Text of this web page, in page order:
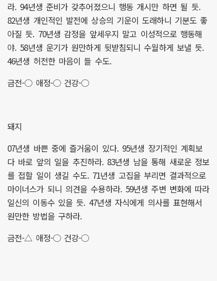
라. 94년생 준비가 갖추어졌으니 행동 개시만 하면 될 듯.
82년생 개인적인 발전에 상승의 기운이 도래하니 기분도 좋
아질 듯. 70년생 감정을 앞세우지 말고 이성적으로 행동해
야. 58년생 운기가 원만하게 뒷받침되니 수월하게 보낼 듯.
46년생 허전한 마음이 들 수도.
금전-○ 애정-○ 건강-○
돼지
07년생 바쁜 중에 즐거움이 있다. 95년생 장기적인 계획보
다 바로 앞의 일을 추진하라. 83년생 남을 통해 새로운 정보
를 접할 일이 생길 수도. 71년생 고집을 부리면 결과적으로
마이너스가 되니 의견을 수용하라. 59년생 주변 변화에 따라
일신의 이동수 있을 듯. 47년생 자식에게 의사를 표현해서
원만한 방법을 구하라.
금전-△ 애정-○ 건강-○